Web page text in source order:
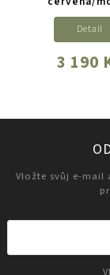
3 190
Detail
Vložte svůj e-mail